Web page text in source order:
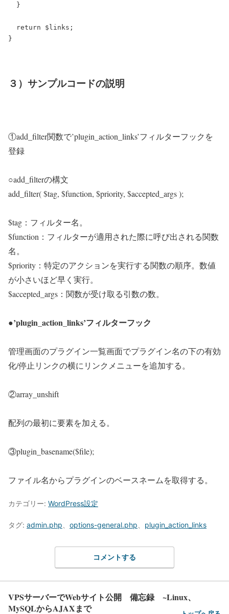
  }
  return $links;
３）サンプルコードの説明
①add_filter関数で’plugin_action_links’フィルターフックを
登録
○add_filterの構文
add_filter( $tag, $function, $priority, $accepted_args );
$tag：フィルター名。
$function：フィルターが適用された際に呼び出される関数
名。
$priority：特定のアクションを実行する関数の順序。数値
が小さいほど早く実行。
$accepted_args：関数が受け取る引数の数。
●’plugin_action_links’フィルターフック
管理画面のプラグイン一覧画面でプラグイン名の下の有効
化/停止リンクの横にリンクメニューを追加する。
②array_unshift
配列の最初に要素を加える。
③plugin_basename($file);
ファイル名からプラグインのベースネームを取得する。
カテゴリー: WordPress設定
タグ: admin.php options-general.php plugin_action_links
コメントする
VPSサーバーでWebサイト公開 備忘録 ~Linux、
MySQLからAJAXまで